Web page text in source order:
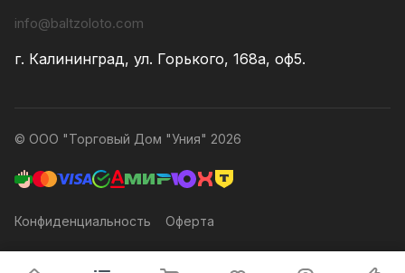
info@baltzoloto.com
г. Калининград, ул. Горького, 168а, оф5.
© ООО "Торговый Дом "Уния" 2026
Конфиденциальность Оферта